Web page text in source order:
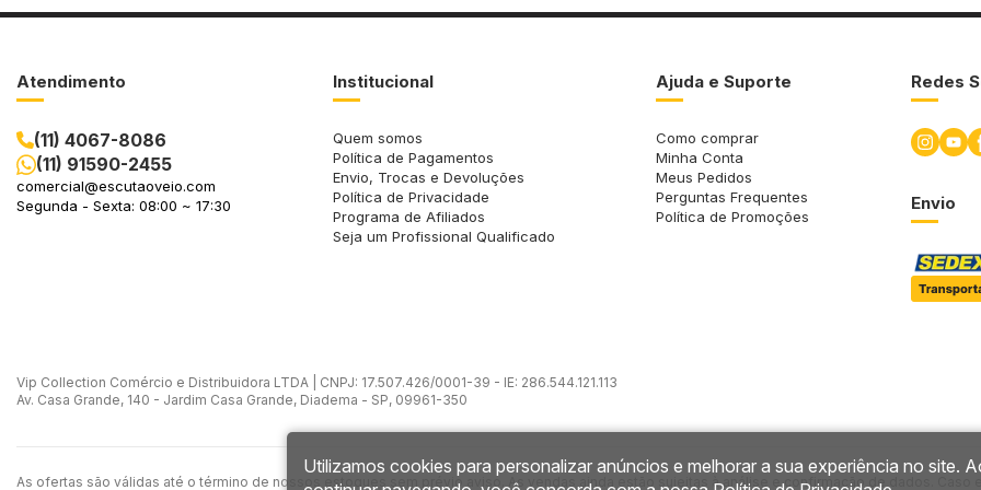
Atendimento
(11) 4067-8086
(11) 91590-2455
comercial@escutaoveio.com
Segunda - Sexta: 08:00 ~ 17:30
Institucional
Quem somos
Política de Pagamentos
Envio, Trocas e Devoluções
Política de Privacidade
Programa de Afiliados
Seja um Profissional Qualificado
Ajuda e Suporte
Como comprar
Minha Conta
Meus Pedidos
Perguntas Frequentes
Política de Promoções
Redes
Envio
Vip Collection Comércio e Distribuidora LTDA | CNPJ: 17.507.426/0001-39 - IE: 286.544.121.113
Av. Casa Grande, 140 - Jardim Casa Grande, Diadema - SP, 09961-350
As ofertas são válidas até o término de nossos estoques sem prévio aviso. As vendas ainda estão sujeitas à análise e confirmação de dados. Caso
Utilizamos cookies para personalizar anúncios e melhorar a sua experiência no site.